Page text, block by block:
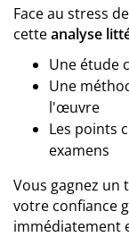
Face au stress
cetteanalyse
Une étude
Une
l'œuvre
Les points
examens
Vous gagnez
votre confiance
immédiatement